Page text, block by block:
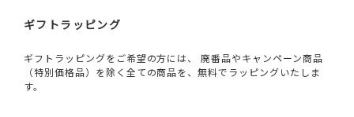
ギフトラッピング
ギフトラッピングをご希望の方には、 廃番品やキャンペーン商品
（特別価格品）を除く全ての商品を、無料でラッピングいたしま
す。